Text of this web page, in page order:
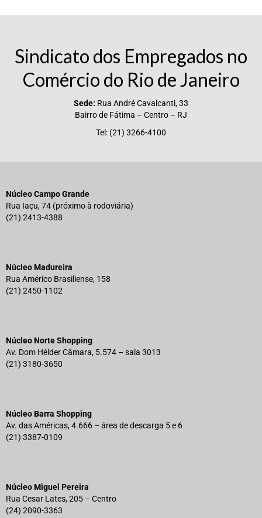
Sindicato dos Empregados no
Comércio do Rio de Janeiro
Sede: Rua André Cavalcanti, 33
Bairro de Fátima – Centro – RJ
Tel: (21) 3266-4100
Núcleo Campo Grande
Rua Iaçu, 74 (próximo à rodoviária)
(21) 2413-4388
Núcleo Madureira
Rua Américo Brasiliense, 158
(21) 2450-1102
Núcleo Norte Shopping
Av. Dom Hélder Câmara, 5.574 – sala 3013
(21) 3180-3650
Núcleo Barra Shopping
Av. das Américas, 4.666 – área de descarga 5 e 6
(21) 3387-0109
Núcleo Miguel Pereira
Rua Cesar Lates, 205 – Centro
(24) 2090-3363